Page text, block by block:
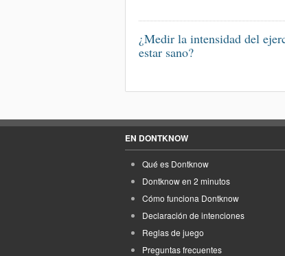
¿Medir la intensidad del
estar sano?
EN DONTKNOW
Qué es Dontknow
Dontknow en 2 minutos
Cómo funciona Dontknow
Declaración de intenciones
Reglas de juego
Preguntas frecuentes